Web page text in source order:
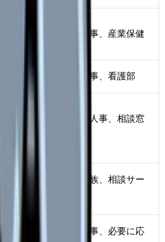
委員
師長、人事、産業保健
主因 師長、人事、看護部
がっ
主治医、人事、相談窓
を比
自分、家族、相談サー
ぎ時
職場、人事、必要に応